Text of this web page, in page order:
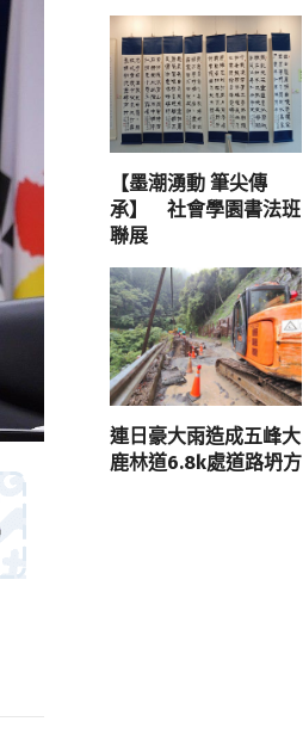
【墨潮湧動 筆尖傳
承】 社會學園書法班
聯展
連日豪大雨造成五峰大
鹿林道6.8k處道路坍方